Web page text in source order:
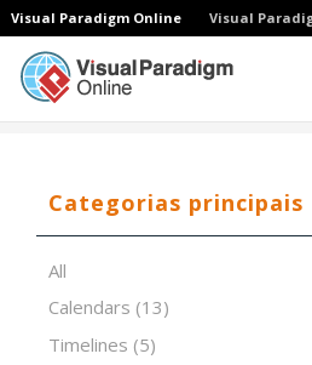
Visual Paradigm Online Visual
Categorias principais
All
Calendars (13)
Timelines (5)